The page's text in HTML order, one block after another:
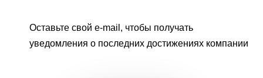
Оставьте свой e-mail, чтобы получать
уведомления о последних достижениях компании